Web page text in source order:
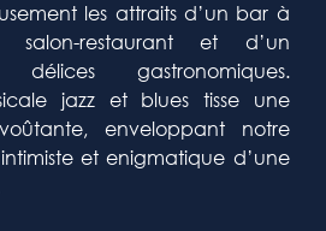
les attraits d’un bar à
salon-restaurant et d’un
gastronomiques.
jazz et blues tisse une
enveloppant notre
et enigmatique d’une